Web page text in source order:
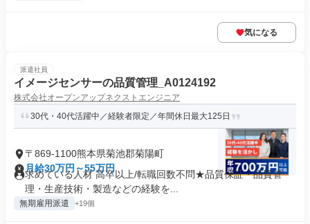
気になる
派遣社員
イメージセンサーの品質管理_A0124192
株式会社オープンアップネクストエンジニア
30代・40代活躍中／経験者限定／年間休日最大125日
〒869-1100熊本県菊池郡菊陽町
月給30万円～55万円
求めている人材 高卒以上/転職回数不問★品質保証・品質管
理・生産技術・製造などの経験を...
無期雇用派遣 +19個